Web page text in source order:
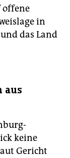
offene
in
das Land
aus
keine
Gericht